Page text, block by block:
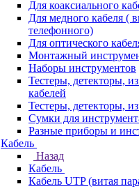
Для коаксиального
Для медного кабеля (
телефонного)
Для оптического
Монтажный
Наборы инструментов
Тестеры, детекторы,
кабелей
Тестеры, детекторы,
Сумки для
Разные приборы и
Кабель
Назад
Кабель
Кабель UTP (витая